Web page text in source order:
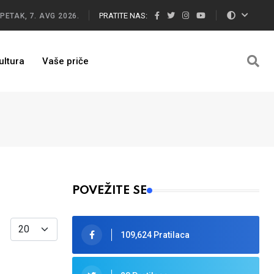
PETAK, 7. AVG 2026. PRATITE NAS:
Vaše priče
Display #
POVEŽITE SE
109,624 Pratilaca